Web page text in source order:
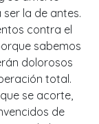
la de antes.
contra el
sabemos
dolorosos
total.
se acorte,
de